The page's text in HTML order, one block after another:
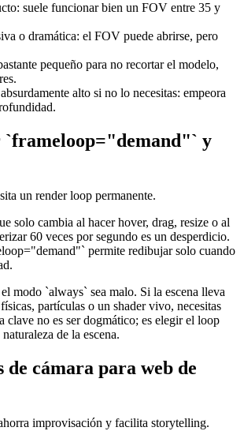
suele funcionar bien un FOV entre 35 y
o dramática: el FOV puede abrirse, pero
pequeño para no recortar el modelo,
alto si no lo necesitas: empeora
`frameloop="demand"` y
un render loop permanente.
solo cambia al hacer hover, drag, resize o al
60 veces por segundo es un desperdicio.
permite redibujar solo cuando
modo `always` sea malo. Si la escena lleva
partículas o un shader vivo, necesitas
clave no es ser dogmático; es elegir el loop
de la escena.
de cámara para web de
improvisación y facilita storytelling.